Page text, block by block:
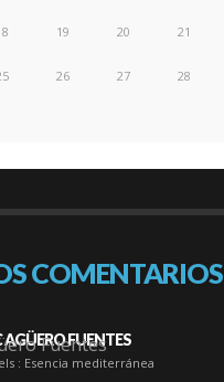
19 20 21
26 27 28
COMENTARIOS
AGÜERO FUENTES
: Esencia mediterránea